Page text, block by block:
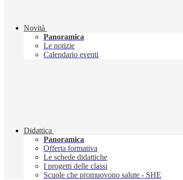
Novità
Panoramica
Le notizie
Calendario eventi
Didattica
Panoramica
Offerta formativa
Le schede didattiche
I progetti delle classi
Scuole che promuovono salute - SHE